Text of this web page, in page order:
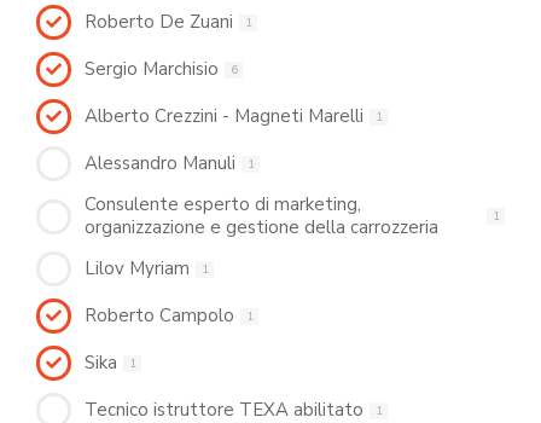
Roberto De Zuani 1
Sergio Marchisio 6
Alberto Crezzini - Magneti Marelli 1
Alessandro Manuli 1
Consulente esperto di marketing,
organizzazione e gestione della carrozzeria
1
Lilov Myriam 1
Roberto Campolo 1
Sika 1
Tecnico istruttore TEXA abilitato 1